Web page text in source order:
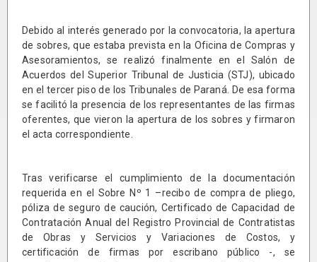
Debido al interés generado por la convocatoria, la apertura
de sobres, que estaba prevista en la Oficina de Compras y
Asesoramientos, se realizó finalmente en el Salón de
Acuerdos del Superior Tribunal de Justicia (STJ), ubicado
en el tercer piso de los Tribunales de Paraná. De esa forma
se facilitó la presencia de los representantes de las firmas
oferentes, que vieron la apertura de los sobres y firmaron
el acta correspondiente.
Tras verificarse el cumplimiento de la documentación
requerida en el Sobre Nº 1 –recibo de compra de pliego,
póliza de seguro de caución, Certificado de Capacidad de
Contratación Anual del Registro Provincial de Contratistas
de Obras y Servicios y Variaciones de Costos, y
certificación de firmas por escribano público -, se